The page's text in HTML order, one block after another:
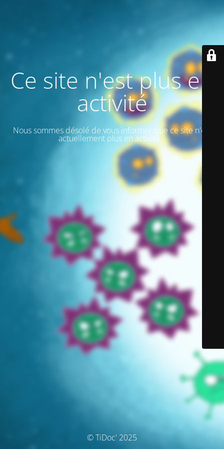
Ce site n'est plus en
activité
Nous sommes désolé de vous informer que ce site n'est
actuellement plus en activité.
© TiDoc' 2025